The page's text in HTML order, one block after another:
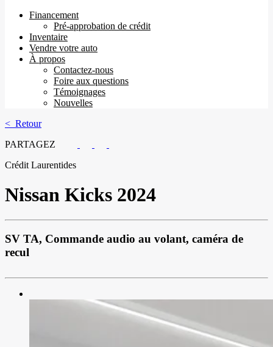
Financement
Pré-approbation de crédit
Inventaire
Vendre votre auto
À propos
Contactez-nous
Foire aux questions
Témoignages
Nouvelles
< Retour
PARTAGEZ
Crédit Laurentides
Nissan Kicks 2024
SV TA, Commande audio au volant, caméra de
recul